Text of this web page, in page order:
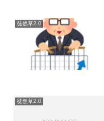
徒然草2.0
徒然草2.0